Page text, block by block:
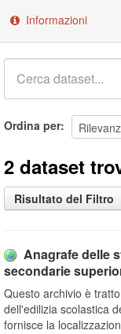
Informazioni
Ordina per
2 dataset
Risultato del Filtro
Anagrafe delle
secondarie
Questo archivio è
dell'edilizia scolastica
fornisce la